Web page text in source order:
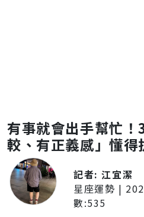
有事就會出手幫忙
較、有正義感」懂得
記者:江宜潔
星座運勢 |
數:535